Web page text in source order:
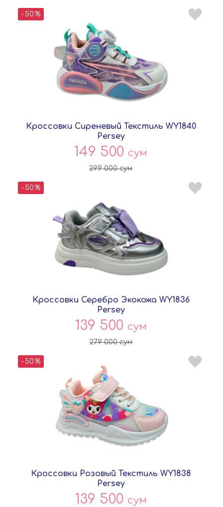
-50%
Кроссовки Сиреневый Текстиль WY1840
Persey
149 500 сум
299 000сум
-50%
Кроссовки Серебро Экокожа WY1836
Persey
139 500 сум
279 000сум
-50%
Кроссовки Розовый Текстиль WY1838
Persey
139 500 сум